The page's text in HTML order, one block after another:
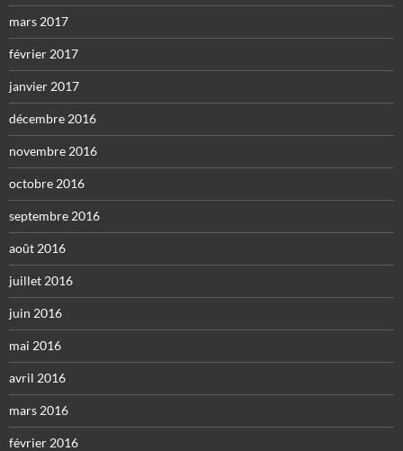
mars 2017
février 2017
janvier 2017
décembre 2016
novembre 2016
octobre 2016
septembre 2016
août 2016
juillet 2016
juin 2016
mai 2016
avril 2016
mars 2016
février 2016